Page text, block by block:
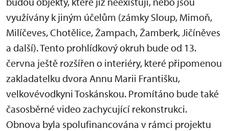
využívány k jiným účelům (zámky Sloup, Mimoň,
Milíčeves, Chotělice, Žampach, Žamberk, Jičíněves
a další). Tento prohlídkový okruh bude od 13.
června ještě rozšířen o interiéry, které připomenou
zakladatelku dvora Annu Marii Františku,
velkovévodkyni Toskánskou. Promítáno bude také
časosběrné video zachycující rekonstrukci.
Obnova byla spolufinancována v rámci projektu